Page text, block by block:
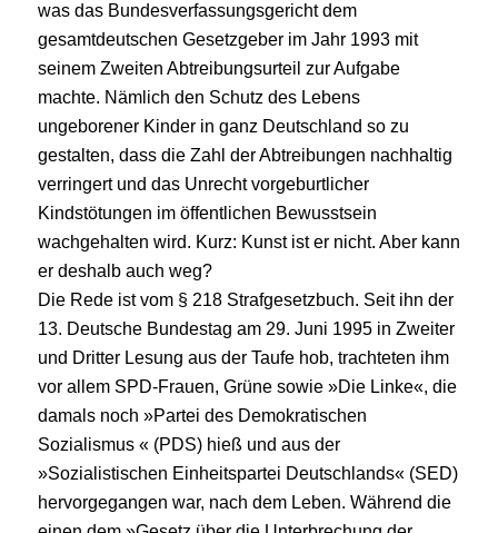
was das Bundesverfassungsgericht dem
gesamtdeutschen Gesetzgeber im Jahr 1993 mit
seinem Zweiten Abtreibungsurteil zur Aufgabe
machte. Nämlich den Schutz des Lebens
ungeborener Kinder in ganz Deutschland so zu
gestalten, dass die Zahl der Abtreibungen nachhaltig
verringert und das Unrecht vorgeburtlicher
Kindstötungen im öffentlichen Bewusstsein
wachgehalten wird. Kurz: Kunst ist er nicht. Aber kann
er deshalb auch weg?
Die Rede ist vom § 218 Strafgesetzbuch. Seit ihn der
13. Deutsche Bundestag am 29. Juni 1995 in Zweiter
und Dritter Lesung aus der Taufe hob, trachteten ihm
vor allem SPD-Frauen, Grüne sowie »Die Linke«, die
damals noch »Partei des Demokratischen
Sozialismus « (PDS) hieß und aus der
»Sozialistischen Einheitspartei Deutschlands« (SED)
hervorgegangen war, nach dem Leben. Während die